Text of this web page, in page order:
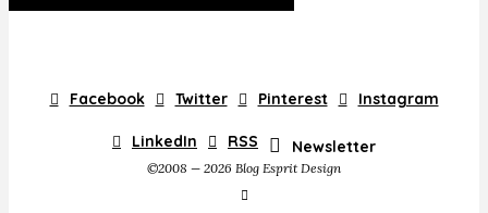
Facebook Twitter Pinterest Instagram
LinkedIn RSS Newsletter
©2008 — 2026 Blog Esprit Design